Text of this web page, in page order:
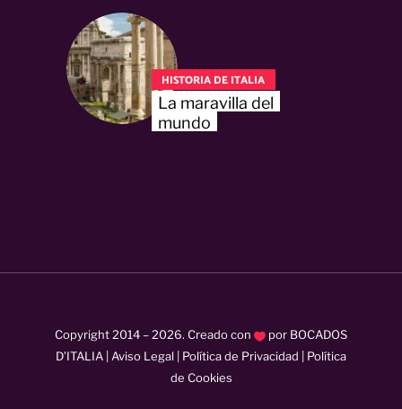
HISTORIA DE ITALIA
La maravilla del
mundo
Copyright 2014 –2026. Creado con por BOCADOS
D’ITALIA Aviso Legal Política de Privacidad
Política
de Cookies